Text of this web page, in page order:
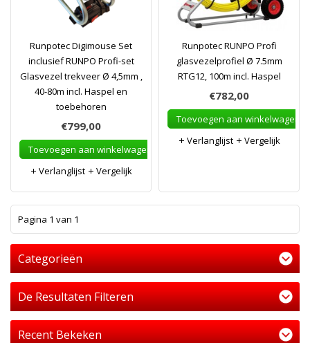
Runpotec Digimouse Set
inclusief RUNPO Profi-set
Glasvezel trekveer Ø 4,5mm ,
40-80m incl. Haspel en
toebehoren
€799,00
Toevoegen aan winkelwagen
Verlanglijst
Vergelijk
Runpotec RUNPO Profi
glasvezelprofiel Ø 7.5mm
RTG12, 100m incl. Haspel
€782,00
Toevoegen aan winkelwagen
Verlanglijst
Vergelijk
Pagina 1 van 1
Categorieën
De Resultaten Filteren
Recent Bekeken